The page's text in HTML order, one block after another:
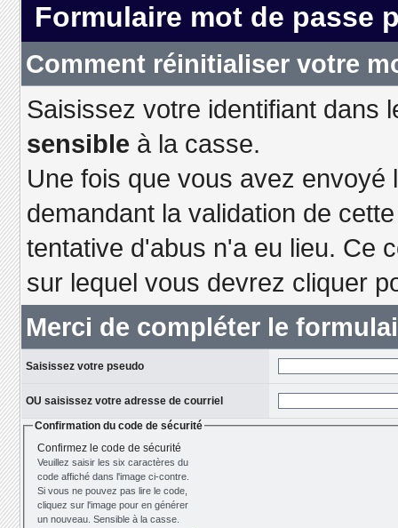
Formulaire mot de passe
Comment réinitialiser votre
Saisissez votre identifiant dans
sensible à la casse.
Une fois que vous avez
demandant la validation de
tentative d'abus n'a eu lieu. Ce
sur lequel vous devrez cliquer
Merci de compléter le
Saisissez votre pseudo
OU saisissez votre adresse de courriel
Confirmation du code de sécurité
Confirmez le code de sécurité
Veuillez saisir les six caractères du
code affiché dans l'image ci-contre.
Si vous ne pouvez pas lire le code,
cliquez sur l'image pour en générer
un nouveau. Sensible à la casse.